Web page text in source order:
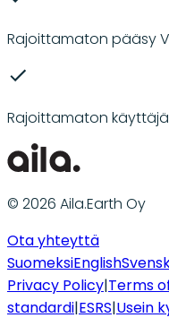
Rajoittamaton pääsy
Rajoittamaton
© 2026 Aila.Earth Oy
Ota yhteyttä
SuomeksiEnglish
Privacy Policy|Terms
standardi|ESRS|Usein